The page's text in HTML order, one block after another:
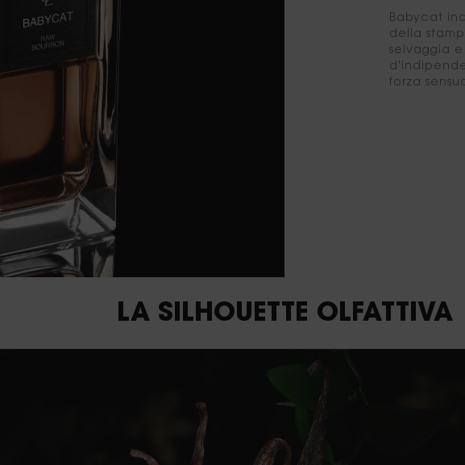
Babycat
della
selvaggia
forza
LA SILHOUETTE OLFATTIVA